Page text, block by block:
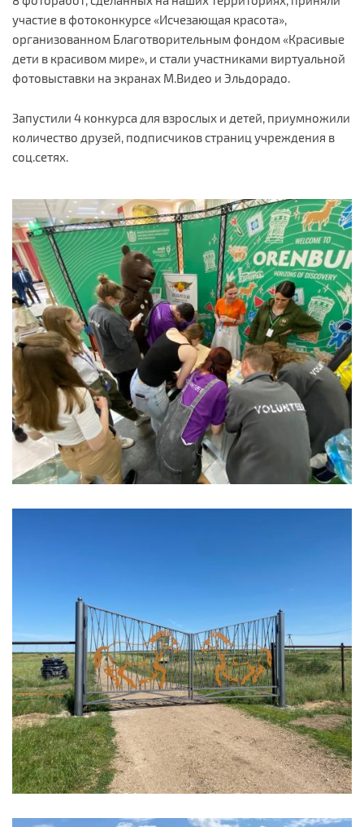
участие в фотоконкурсе «Исчезающая красота»,
организованном Благотворительным фондом «Красивые
дети в красивом мире», и стали участниками виртуальной
фотовыставки на экранах М.Видео и Эльдорадо.
Запустили 4 конкурса для взрослых и детей, приумножили
количество друзей, подписчиков страниц учреждения в
соц.сетях.